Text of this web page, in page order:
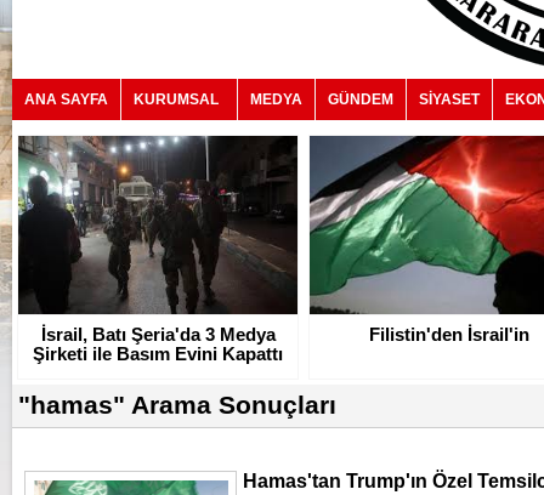
ANA SAYFA KURUMSAL MEDYA GÜNDEM SİYASET
İsrail, Batı Şeria'da 3 Medya
Şirketi ile Basım Evini Kapattı
Filistin'den İsrail'in
"hamas" Arama Sonuçları
Hamas'tan Trump'ın Özel